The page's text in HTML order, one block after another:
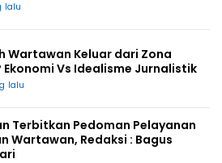
lalu
Wartawan Keluar dari Zona
Ekonomi Vs Idealisme Jurnalistik
lalu
Terbitkan Pedoman Pelayanan
Wartawan, Redaksi : Bagus